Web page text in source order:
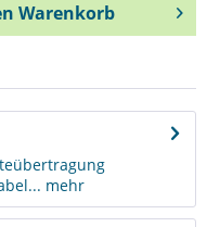
Warenkorb
mehr